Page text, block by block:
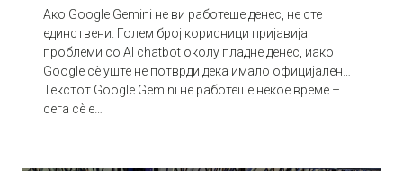
Ако Google Gemini не ви работеше денес, не сте
единствени. Голем број корисници пријавија
проблеми со AI chatbot околу пладне денес, иако
Google сè уште не потврди дека имало официјален…
Текстот Google Gemini не работеше некое време –
сега сè е…